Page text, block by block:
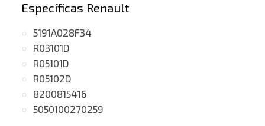
Específicas Renault
5191A028F34
R03101D
R05101D
R05102D
8200815416
5050100270259